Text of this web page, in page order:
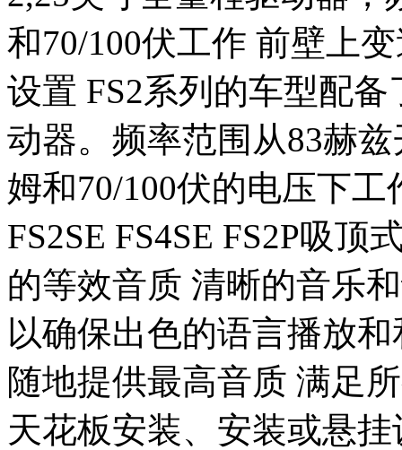
和70/100伏工作 前壁上
设置 FS2系列的车型配
动器。频率范围从83赫
姆和70/100伏的电压下工
FS2SE FS4SE FS2P吸
的等效音质 清晰的音乐
以确保出色的语言播放
随地提供最高音质 满足
天花板安装、安装或悬